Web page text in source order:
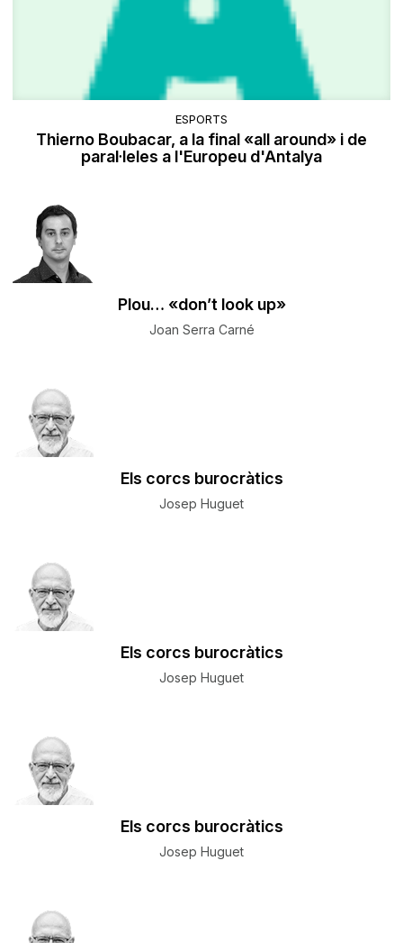
ESPORTS
Thierno Boubacar, a la final «all around» i de
paral·leles a l'Europeu d'Antalya
Plou… «don’t look up»
Joan Serra Carné
Els corcs burocràtics
Josep Huguet
Els corcs burocràtics
Josep Huguet
Els corcs burocràtics
Josep Huguet